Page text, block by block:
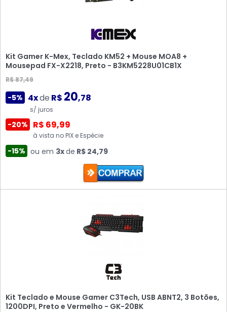
Kit Gamer K-Mex, Teclado KM52 + Mouse MOA8 +
Mousepad FX-X2218, Preto - B3KM5228U01CB1X
R$ 87,49
-5% 4xde R$ 20,78
s/ juros
-20% R$ 69,99
à vista no PIX e Espécie
-15% ou em 3xde R$ 24,79
Kit Teclado e Mouse Gamer C3Tech, USB ABNT2, 3 Botões,
1200DPI, Preto e Vermelho - GK-20BK